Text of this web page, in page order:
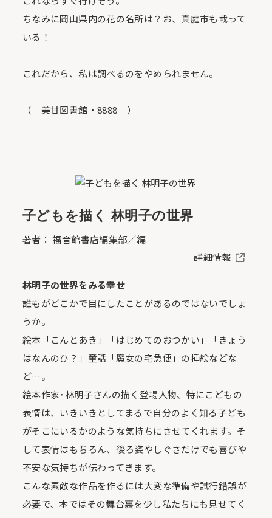
ちなみに岡山県内の花の名所は？お、真庭市も載って
いる！
これだから、私は調べるのをやめられません。
（ 美甘図書館・8888 ）
子どもを描く 林明子の世界
著者： 福音館書店編集部／編
詳細情報
林明子の世界をみる幸せ
誰もがどこかで目にしたことがあるのではないでしょ
うか。
絵本「こんとあき」「はじめてのおつかい」「きょう
はなんのひ？」童話「魔女の宅急便」の挿絵などな
ど…。
絵本作家･林明子さんの描く登場人物、特にこどもの
表情は、いきいきとしてまるで自分のよく知る子ども
がそこにいるかのような気持ちにさせてくれます。そ
して表情はもちろん、後ろ姿やしぐさだけでも喜びや
不安な気持ちが伝わってきます。
こんな素敵な作品を作るには大変な準備や試行錯誤が
必要で、本ではその舞台裏を少し私たちにも見せてく